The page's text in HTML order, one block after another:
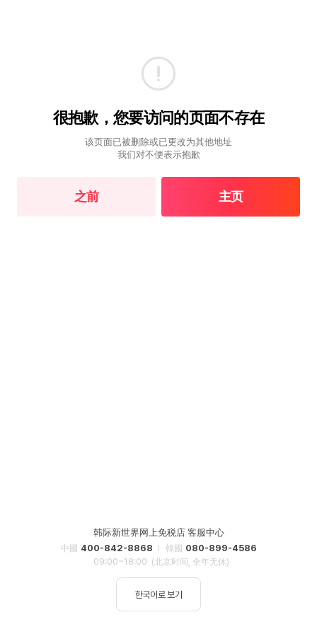
很抱歉，您要访问的页面不存在
该页面已被删除或已更改为其他地址
我们对不便表示抱歉
之前 主页
韩际新世界网上免税店 客服中心
中國 400-842-8868 韓國 080-899-4586
09:00~18:00 (北京时间, 全年无休)
한국어로 보기